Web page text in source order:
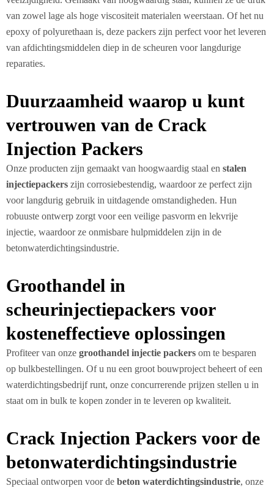
van zowel lage als hoge viscositeit materialen weerstaan. Of het nu
epoxy of polyurethaan is, deze packers zijn perfect voor het leveren
van afdichtingsmiddelen diep in de scheuren voor langdurige
reparaties.
Duurzaamheid waarop u kunt
vertrouwen van de Crack
Injection Packers
Onze producten zijn gemaakt van hoogwaardig staal en stalen
injectiepackers zijn corrosiebestendig, waardoor ze perfect zijn
voor langdurig gebruik in uitdagende omstandigheden. Hun
robuuste ontwerp zorgt voor een veilige pasvorm en lekvrije
injectie, waardoor ze onmisbare hulpmiddelen zijn in de
betonwaterdichtingsindustrie.
Groothandel in
scheurinjectiepackers voor
kosteneffectieve oplossingen
Profiteer van onze groothandel injectie packers om te besparen
op bulkbestellingen. Of u nu een groot bouwproject beheert of een
waterdichtingsbedrijf runt, onze concurrerende prijzen stellen u in
staat om in bulk te kopen zonder in te leveren op kwaliteit.
Crack Injection Packers voor de
betonwaterdichtingsindustrie
Speciaal ontworpen voor de beton waterdichtingsindustrie, onze